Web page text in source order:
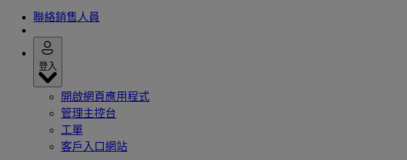
聯絡銷售人員
登入
開啟網頁應用程式
管理主控台
工單
客戶入口網站